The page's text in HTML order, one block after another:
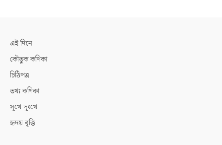
এই দিনে
কৌতুক কণিকা
চিঠিপত্র
তথ্য কণিকা
সুখে দুঃখে
হৃদয় বৃত্তি